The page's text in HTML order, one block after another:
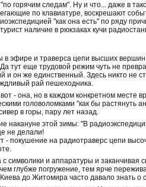
горячим следам". Ну и что... даже в
по клавиатуре, воскрешают
"как она есть" по ряду
наличие в рюкзаках кучи
в эфире и траверса цепи высших
тут еще трудовой режим чуть не
и он же единственный. Здесь никто не
рай пешеходника.
- она, но в каждом конкретном месте
головоломками "как бы растянуть
в горы, пару лет назад.
накануне этой зимы: "В
не делали!
- покушение на радиотраверс цепи
символики и аппаратуры и заканчивая
глубже погружение, тем ярче
до Житомира часто давало знать о